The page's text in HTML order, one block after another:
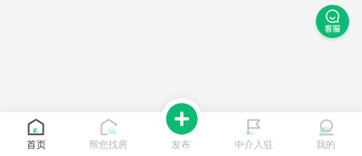
首页 帮您找房 发布 中介入驻 我的